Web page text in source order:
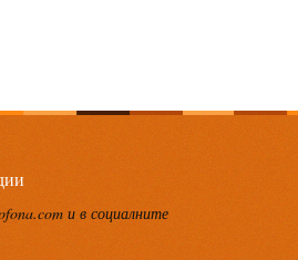
и в социалните